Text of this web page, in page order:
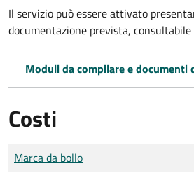
Il servizio può essere attivato
documentazione prevista, consultabile
Moduli da compilare e documenti
Costi
Tipo di pagamento
Importo
Marca da bollo